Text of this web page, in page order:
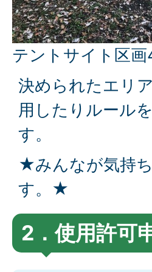
テントサイト区
決められたエリ
用したりルール
す。
★みんなが気持
す。★
2．使用許可